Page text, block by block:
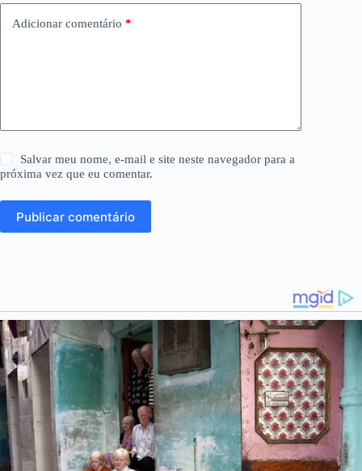
Adicionar comentário *
Salvar meu nome, e-mail e site neste navegador para a
próxima vez que eu comentar.
Publicar comentário